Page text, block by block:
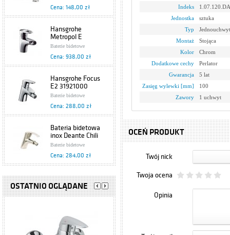
Cena: 148,00 zł
Hansgrohe
Metropol E
14270090
Baterie bidetowe
Cena: 938,00 zł
Hansgrohe Focus
E2 31921000
Baterie bidetowe
Cena: 288,00 zł
Bateria bidetowa
inox Deante Chili
BDS 531M
Baterie bidetowe
Cena: 284,00 zł
Tres P-Tres
1.73.120.03.DA
Baterie bidetowe
Bateria bidetowa
OSTATNIO OGLĄDANE
Indeks
1.07.120.DA
Jednostka
sztuka
Typ
Montaż
Stojąca
Kolor
Chrom
Dodatkowe cechy
Perlator
Gwarancja
5 lat
Zasięg wylewki [mm]
100
Zawory
1 uchwyt
OCEŃ PRODUKT
Twój nick
Twoja ocena
Opinia